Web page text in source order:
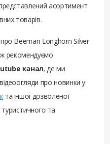
асортимент
товарів.
Beeman Longhorn Silver
рекомендуємо
канал, де ми
про новинки у
та іншої дозволеної
туристичного та